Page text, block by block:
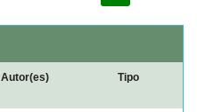
Autor(es) Tipo